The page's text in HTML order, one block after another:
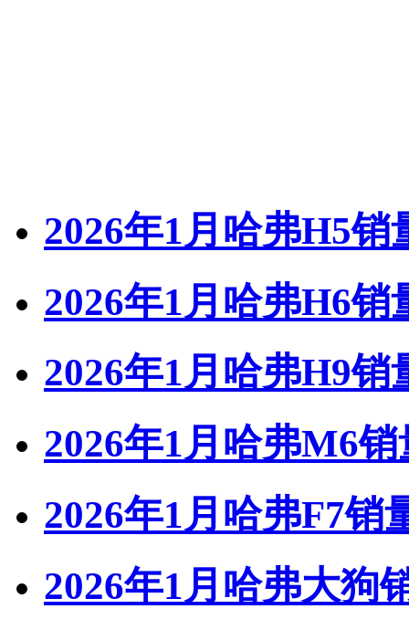
2026年1月哈弗H5销
2026年1月哈弗H6销
2026年1月哈弗H9销
2026年1月哈弗M6销
2026年1月哈弗F7销
2026年1月哈弗大狗